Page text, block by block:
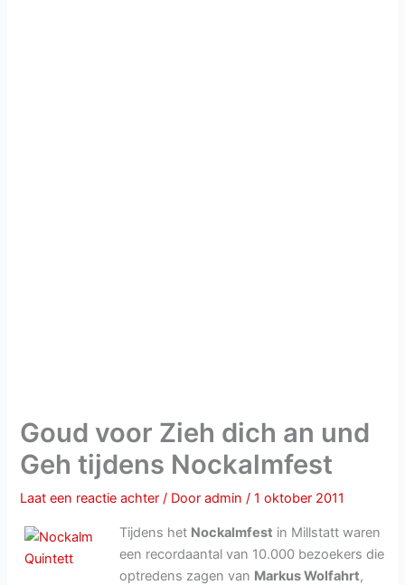
Goud voor Zieh dich an und
Geh tijdens Nockalmfest
Laat een reactie achter / Dooradmin/1 oktober 2011
Tijdens het Nockalmfest in Millstatt waren
een recordaantal van 10.000 bezoekers die
optredens zagen van Markus Wolfahrt,